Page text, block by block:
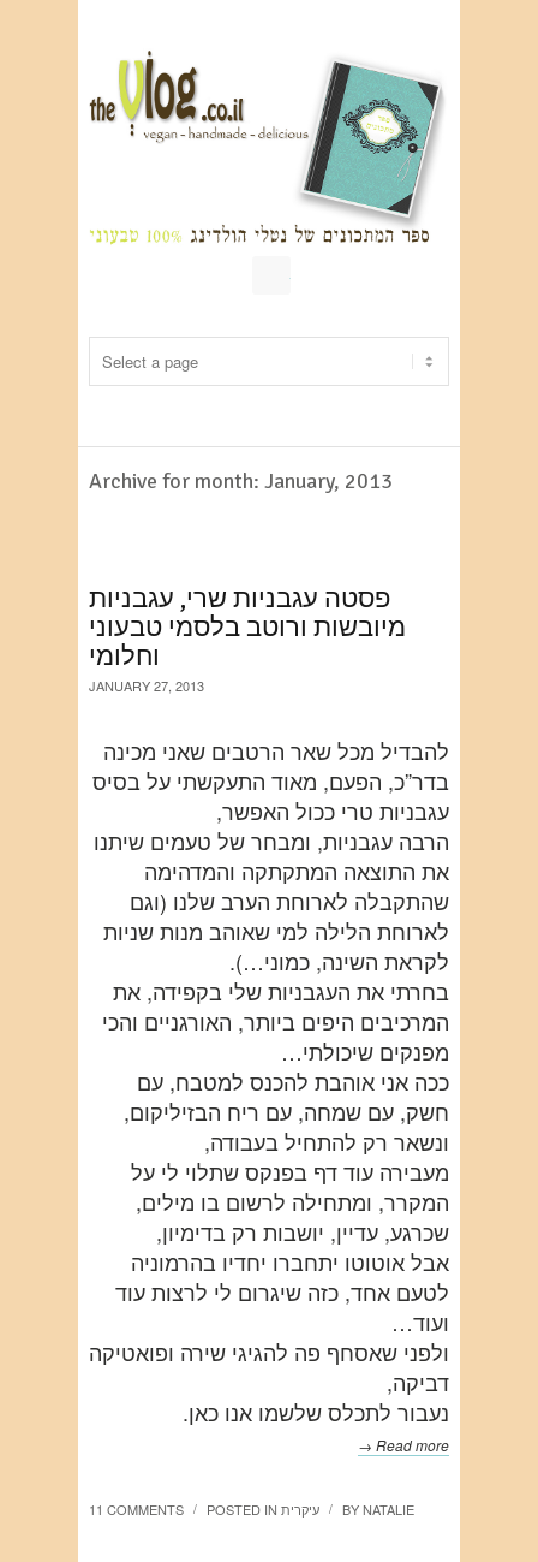
Archive for month: January, 2013
פסטה עגבניות שרי, עגבניות
מיובשות ורוטב בלסמי טבעוני
וחלומי
JANUARY 27, 2013
להבדיל מכל שאר הרטבים שאני מכינה
בדר”כ, הפעם, מאוד התעקשתי על בסיס
עגבניות טרי ככול האפשר,
הרבה עגבניות, ומבחר של טעמים שיתנו
את התוצאה המתקתקה והמדהימה
שהתקבלה לארוחת הערב שלנו (וגם
לארוחת הלילה למי שאוהב מנות שניות
לקראת השינה, כמוני…).
בחרתי את העגבניות שלי בקפידה, את
המרכיבים היפים ביותר, האורגניים והכי
מפנקים שיכולתי…
ככה אני אוהבת להכנס למטבח, עם
חשק, עם שמחה, עם ריח הבזיליקום,
ונשאר רק להתחיל בעבודה,
מעבירה עוד דף בפנקס שתלוי לי על
המקרר, ומתחילה לרשום בו מילים,
שכרגע, עדיין, יושבות רק בדימיון,
אבל אוטוטו יתחברו יחדיו בהרמוניה
לטעם אחד, כזה שיגרום לי לרצות עוד
ועוד…
ולפני שאסחף פה להגיגי שירה ופואטיקה
דביקה,
נעבור לתכלס שלשמו אנו כאן.
Read more →
11 COMMENTS / POSTED IN עיקרית / BYNATALIE